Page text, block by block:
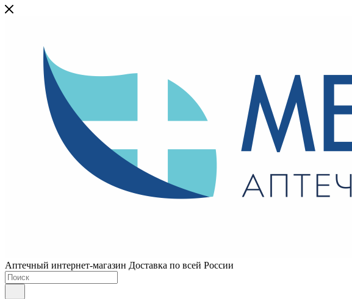
Аптечный интернет-магазин Доставка по всей России